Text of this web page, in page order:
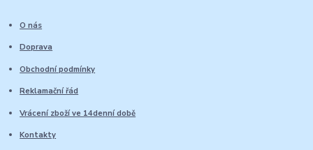
O nás
Doprava
Obchodní podmínky
Reklamační řád
Vrácení zboží ve 14denní době
Kontakty